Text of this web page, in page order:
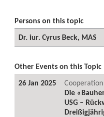
Persons on this topic
Dr. iur. Cyrus Beck, MAS
Other Events on this Topic
26 Jan 2025
Cooperation
Die
USG –